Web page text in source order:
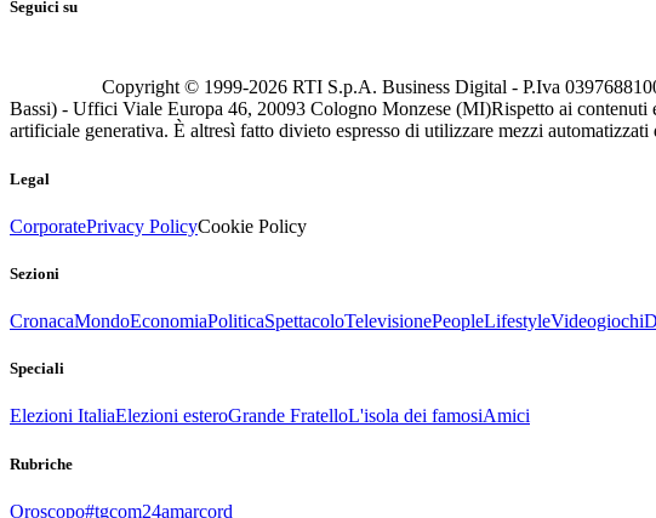
Seguici su
Copyright © 1999-2026 RTI S.p.A. Business Digital - P.Iva
Bassi) - Uffici Viale Europa 46, 20093 Cologno Monzese (MI)Rispetto ai contenuti
artificiale generativa. È altresì fatto divieto espresso di utilizzare mezzi automatizzati
Legal
CorporatePrivacy PolicyCookie Policy
Sezioni
CronacaMondoEconomiaPoliticaSpettacoloTelevisionePeopleLifestyleVideogiochi
Speciali
Elezioni ItaliaElezioni esteroGrande FratelloL'isola dei famosiAmici
Rubriche
Oroscopo#tgcom24amarcord